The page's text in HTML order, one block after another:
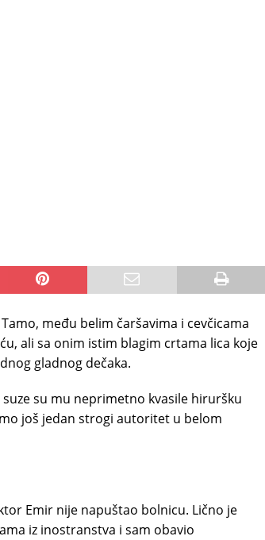
među belim čaršavima i cevčicama
ali sa onim istim blagim crtama lica koje
gladnog dečaka.
su mu neprimetno kvasile hiruršku
još jedan strogi autoritet u belom
Emir nije napuštao bolnicu. Lično je
iz inostranstva i sam obavio